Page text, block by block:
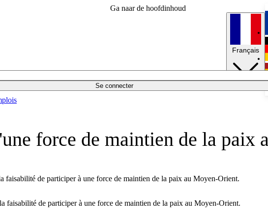
Ga naar de hoofdinhoud
Se connecter
Français
force de maintien de la paix
de participer à une force de maintien de la paix au Moyen-Orient.
faisabilité de participer à une force de maintien de la paix au Moyen-Orient.